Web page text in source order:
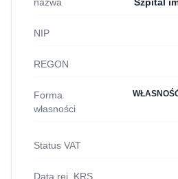
NIP
REGON
Forma
własności
Status VAT
Data rej. KRS